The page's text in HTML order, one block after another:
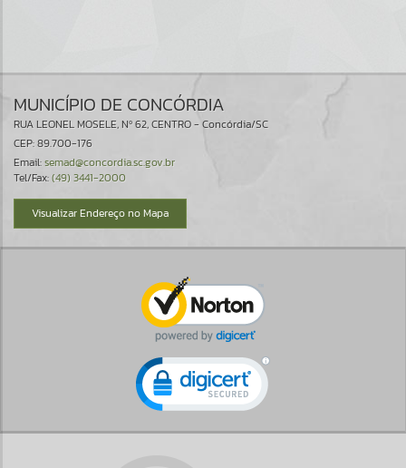
MUNICÍPIO DE CONCÓRDIA
RUA LEONEL MOSELE, Nº 62, CENTRO - Concórdia/SC
CEP: 89.700-176
Email:semad@concordia.sc.gov.br
Tel/Fax:(49) 3441-2000
Visualizar Endereço no Mapa